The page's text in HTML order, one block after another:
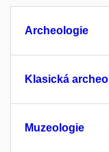
Archeologie
Klasická
Muzeologie